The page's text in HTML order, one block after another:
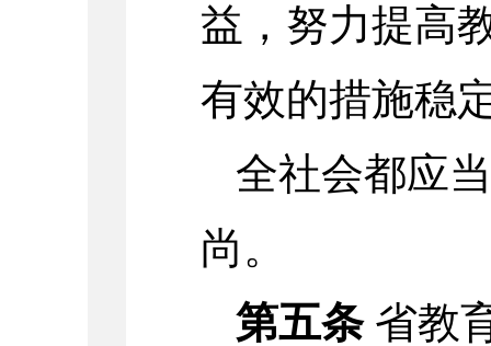
益，努力提高
有效的措施稳
全社会都应
尚。
第五条省教